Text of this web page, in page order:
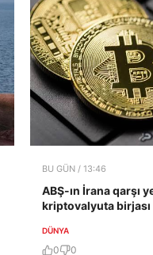
BU GÜN / 13:46
ABŞ-ın İrana qarşı
kriptovalyuta birjası
DÜNYA
0 0